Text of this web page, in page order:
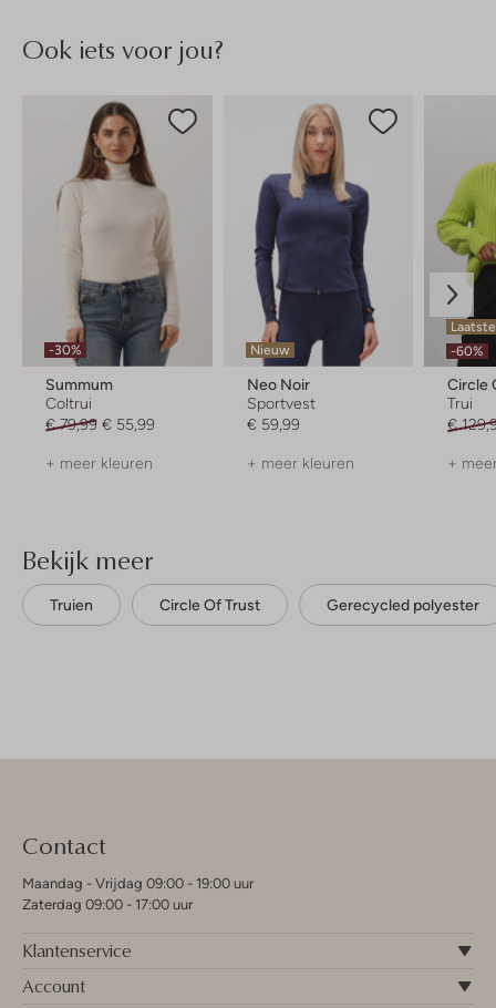
Ook iets voor jou?
-30%
Summum
Coltrui
€ 79,99 € 55,99
+ meer kleuren
Nieuw
Neo Noir
Sportvest
€ 59,99
+ meer kleuren
-60%
Circle
Trui
€
+
Bekijk meer
Truien Circle Of Trust Gerecycled polyester
Contact
Maandag - Vrijdag 09:00 - 19:00 uur
Zaterdag 09:00 - 17:00 uur
Klantenservice
Account